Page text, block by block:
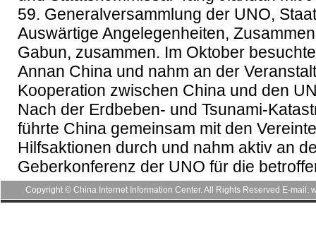
59. Generalversammlung der UNO,
Auswärtige Angelegenheiten,
Gabun, zusammen. Im Oktober
Annan China und nahm an der
Kooperation zwischen China und den
Nach der Erdbeben- und Tsunami-
führte China gemeinsam mit den
Hilfsaktionen durch und nahm aktiv an
Geberkonferenz der UNO für die
Copyright © China Internet Information Center. All Rights Reserved E-